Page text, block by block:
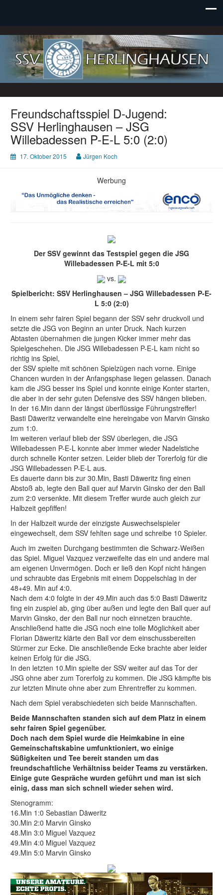
SSV Herlinghausen e. V.
Freundschaftsspiel D-Jugend:
SSV Herlinghausen – JSG
Willebadessen P-E-L 5:0 (2:0)
17. Oktober 2015 Jürgen Koch
Werbung
Der SSV gewinnt das Testspiel gegen die JSG
Willebadessen P-E-L mit 5:0
vs.
Spielbericht: SSV Herlinghausen – JSG Willebadessen P-E-
L 5:0 (2:0)
In einem sehr fairen Spiel begann der SSV sehr druckvoll und
setzte die JSG von Beginn an unter Druck. Nach kurzen
Abtasten übernahmen die jungen Kicker immer mehr das
Spielgeschehen. Die JSG Willebadessen P-E-L kam nicht so
richtig ins Spiel,
der SSV spielte mit schönen Spielzügen nach vorne. Einige
Chancen wurden in der Anfangsphase liegen gelassen. Danach
kam die JSG besser ins Spiel und konnte einige Konter starten,
die aber in der sehr guten Defensive des SSV hängen blieben.
In der 16.Min dann der längst überflüssige Führungstreffer!
Basti Däweritz verwandelte eine hereingabe von Marvin Ginsko
zum 1:0.
Im weiteren verlauf blieb der SSV überlegen, die JSG
Willebadessen P-E-L konnte aber immer wieder Nadelstiche
durch schnelle Konter setzen. Leider blieb der Torerfolg für die
JSG Willebadessen P-E-L aus.
Es dauerte dann bis zur 30.Min, Basti Däweritz fing einen
Abstoß ab, legte den Ball quer auf Marvin Ginsko der den Ball
zum 2:0 versenkte. Mit diesem Treffer wurde auch gleich zur
Halbzeit gepfiffen!
In der Halbzeit wurde der einzigste Auswechselspieler
eingewechselt, dem SSV fehlten sage und schreibe 10 Spieler.
Auch im zweiten Durchgang bestimmten die Schwarz-Weißen
das Spiel. Miguel Vazquez verzweifelte das ein und andere mal
am eigenen Unvermögen. Doch er ließ den Kopf nicht hängen
und schraubte das Ergebnis mit einem Doppelschlag in der
48+49. Min auf 4:0.
Nach dem 4:0 folgte in der 49.Min auch das 5:0 Basti Däweritz
fing ein zuspiel ab, ging über außen und legte den Ball quer auf
Marvin Ginsko, der den Ball nur noch einnetzen brauchte.
Anschließend hatte die JSG noch eine tolle Möglichkeit aber
Florian Däweritz klärte den Ball vor dem einschussbereiten
Stürmer zur Ecke. Die anschließende Ecke brachte aber leider
keinen Erfolg für die JSG.
In den letzten 10.Min spielte der SSV weiter auf das Tor der
JSG ohne aber zum Torerfolg zu kommen. Die JSG kämpfte bis
zur letzten Minute ohne aber zum Ehrentreffer zu kommen.
Nach dem Spiel verabschiedeten sich beide Mannschaften.
Beide Mannschaften standen sich auf dem Platz in einem
sehr fairen Spiel gegenüber.
Doch nach dem Spiel wurde die Heimkabine in eine
Gemeinschaftskabine umfunktioniert, wo einige
Süßigkeiten und Tee bereit standen um das
freundschaftliche Verhältniss beider Teams zu verstärken.
Einige gute Gespräche wurden geführt und man ist sich
einig, dass man sich schnell wieder sehen wird.
Stenogramm:
16.Min 1:0 Sebastian Däweritz
30.Min 2:0 Marvin Ginsko
48.Min 3:0 Miguel Vazquez
49.Min 4:0 Miguel Vazquez
49.Min 5:0 Marvin Ginsko